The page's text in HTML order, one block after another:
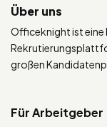
Über uns
Officeknight ist eine
großen
Für Arbeitgeber